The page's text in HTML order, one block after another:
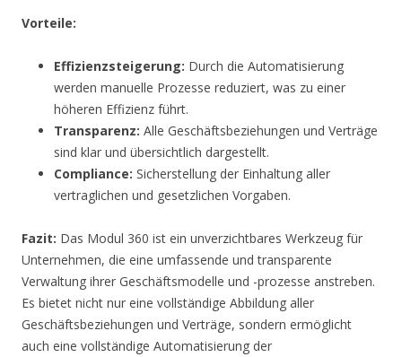
Vorteile:
Effizienzsteigerung: Durch die Automatisierung
werden manuelle Prozesse reduziert, was zu einer
höheren Effizienz führt.
Transparenz: Alle Geschäftsbeziehungen und Verträge
sind klar und übersichtlich dargestellt.
Compliance: Sicherstellung der Einhaltung aller
vertraglichen und gesetzlichen Vorgaben.
Fazit: Das Modul 360 ist ein unverzichtbares Werkzeug für
Unternehmen, die eine umfassende und transparente
Verwaltung ihrer Geschäftsmodelle und -prozesse anstreben.
Es bietet nicht nur eine vollständige Abbildung aller
Geschäftsbeziehungen und Verträge, sondern ermöglicht
auch eine vollständige Automatisierung der